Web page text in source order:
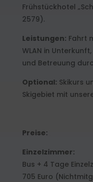
Frühstückhotel
2579).
Leistungen: Fahrt
WLAN in Unterkunft,
und Betreuung
Optional: Skikurs
Skigebiet mit
Preise:
Einzelzimmer:
Bus + 4 Tage
705 Euro